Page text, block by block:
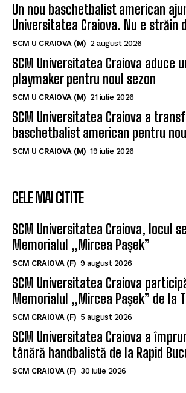
Un nou baschetbalist american
Universitatea Craiova. Nu e străin
SCM U CRAIOVA (M) 2 august 2026
SCM Universitatea Craiova aduce
playmaker pentru noul sezon
SCM U CRAIOVA (M) 21 iulie 2026
SCM Universitatea Craiova a
baschetbalist american pentru
SCM U CRAIOVA (M) 19 iulie 2026
CELE MAI CITITE
SCM Universitatea Craiova, locul
Memorialul „Mircea Pașek”
SCM CRAIOVA (F) 9 august 2026
SCM Universitatea Craiova
Memorialul „Mircea Pașek” de la
SCM CRAIOVA (F) 5 august 2026
SCM Universitatea Craiova a
tânără handbalistă de la Rapid
SCM CRAIOVA (F) 30 iulie 2026